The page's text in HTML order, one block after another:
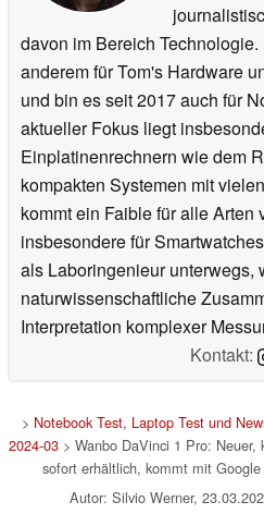
davon im Bereich
anderem für Tom's Hardware
und bin es seit 2017 auch für
aktueller Fokus liegt
Einplatinenrechnern wie dem
kompakten Systemen mit
kommt ein Faible für alle Arten
insbesondere für
als Laboringenieur unterwegs,
naturwissenschaftliche
Interpretation komplexer
Kontakt:
> Notebook Test, Laptop Test und
2024-03 > Wanbo DaVinci 1 Pro:
sofort erhältlich, kommt mit
Autor: Silvio Werner,